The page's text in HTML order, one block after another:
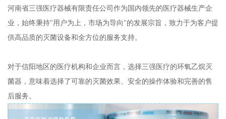
河南省三强医疗器械有限责任公司作为国内领先的医疗器械生产企
业，始终秉持"用户为上，市场为导向"的发展宗旨，致力于为客户提
供高品质的灭菌设备和全方位的服务支持。
对于信阳地区的医疗机构和企业而言，选择三强医疗的环氧乙烷灭
菌器，意味着选择了可靠的灭菌效果、安全的操作体验和完善的售
后服务。